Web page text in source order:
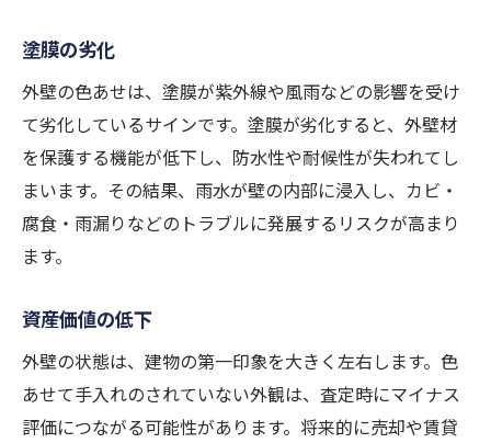
塗膜の劣化
外壁の色あせは、塗膜が紫外線や風雨などの影響を受け
て劣化しているサインです。塗膜が劣化すると、外壁材
を保護する機能が低下し、防水性や耐候性が失われてし
まいます。その結果、雨水が壁の内部に浸入し、カビ・
腐食・雨漏りなどのトラブルに発展するリスクが高まり
ます。
資産価値の低下
外壁の状態は、建物の第一印象を大きく左右します。色
あせて手入れのされていない外観は、査定時にマイナス
評価につながる可能性があります。将来的に売却や賃貸